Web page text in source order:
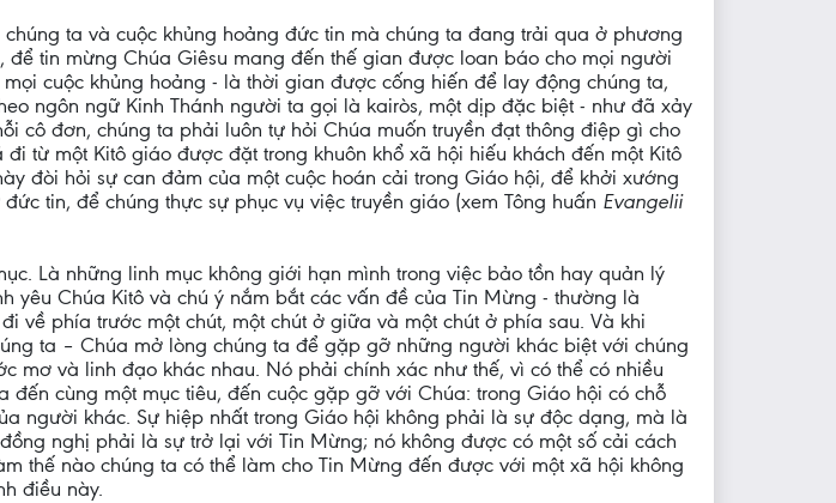
ta và cuộc khủng hoảng đức tin mà chúng ta đang trải qua ở phương
tin mừng Chúa Giêsu mang đến thế gian được loan báo cho mọi người
cuộc khủng hoảng - là thời gian được cống hiến để lay động chúng ta,
ngôn ngữ Kinh Thánh người ta gọi là kairòs, một dịp đặc biệt - như đã xảy
cô đơn, chúng ta phải luôn tự hỏi Chúa muốn truyền đạt thông điệp gì cho
từ một Kitô giáo được đặt trong khuôn khổ xã hội hiếu khách đến một Kitô
đòi hỏi sự can đảm của một cuộc hoán cải trong Giáo hội, để khởi xướng
tin, để chúng thực sự phục vụ việc truyền giáo (xem Tông huấn Evangelii
Là những linh mục không giới hạn mình trong việc bảo tồn hay quản lý
yêu Chúa Kitô và chú ý nắm bắt các vấn đề của Tin Mừng - thường là
về phía trước một chút, một chút ở giữa và một chút ở phía sau. Và khi
ta – Chúa mở lòng chúng ta để gặp gỡ những người khác biệt với chúng
mơ và linh đạo khác nhau. Nó phải chính xác như thế, vì có thể có nhiều
cùng một mục tiêu, đến cuộc gặp gỡ với Chúa: trong Giáo hội có chỗ
người khác. Sự hiệp nhất trong Giáo hội không phải là sự độc dạng, mà là
nghị phải là sự trở lại với Tin Mừng; nó không được có một số cải cách
thế nào chúng ta có thể làm cho Tin Mừng đến được với một xã hội không
điều này.